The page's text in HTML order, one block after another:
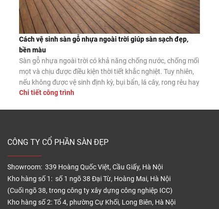
Cách vệ sinh sàn gỗ nhựa ngoài trời giúp sàn sạch đẹp,
bền màu
Sàn gỗ nhựa ngoài trời có khả năng chống nước, chống mối
mọt và chịu được điều kiện thời tiết khắc nghiệt. Tuy nhiên,
nếu không được vệ sinh định kỳ, bụi bẩn, lá cây, rong rêu hay
dầu mỡ vẫn có thể tích tụ trên bề mặt, làm giảm tính thẩm
Chi tiết công trình
CÔNG TY CỔ PHẦN SÀN ĐẸP
Showroom: 339 Hoàng Quốc Việt, Cầu Giấy, Hà Nội
Kho hàng số 1: số 1 ngõ 38 Đại Từ, Hoàng Mai, Hà Nội
(Cuối ngõ 38, trong công ty xây dựng công nghiệp ICC)
Kho hàng số 2: Tổ 4, phường Cự Khối, Long Biên, Hà Nội